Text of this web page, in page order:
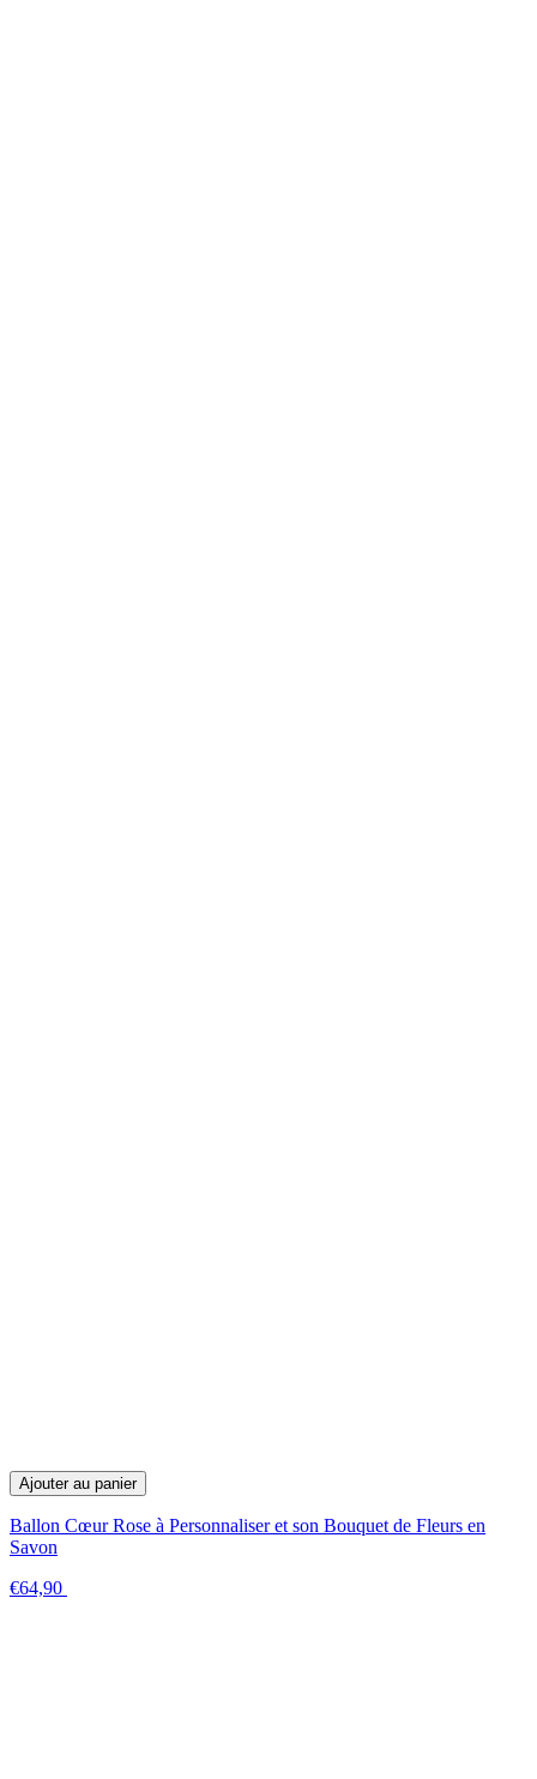
Ajouter au panier
Ballon Cœur Rose à Personnaliser et son Bouquet de Fleurs en
Savon
€64,90